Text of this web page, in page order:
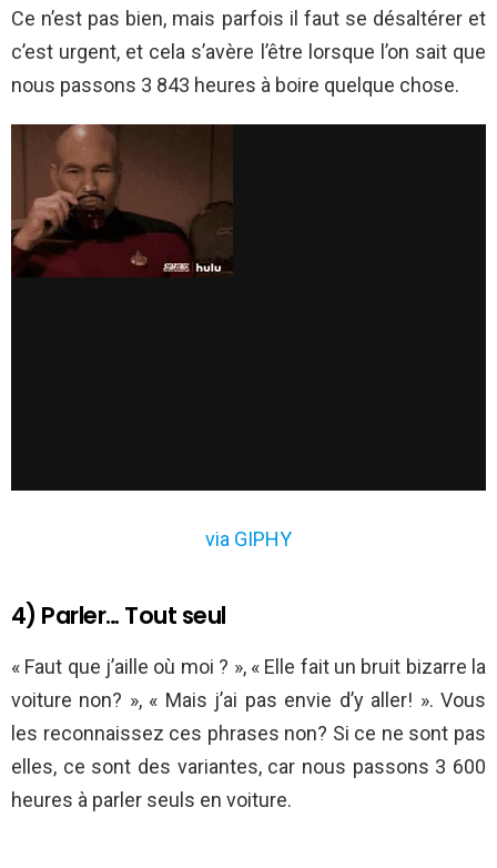
Ce n’est pas bien, mais parfois il faut se désaltérer et
c’est urgent, et cela s’avère l’être lorsque l’on sait que
nous passons 3 843 heures à boire quelque chose.
via GIPHY
4) Parler… Tout seul
« Faut que j’aille où moi ? », « Elle fait un bruit bizarre la
voiture non? », « Mais j’ai pas envie d’y aller! ». Vous
les reconnaissez ces phrases non? Si ce ne sont pas
elles, ce sont des variantes, car nous passons 3 600
heures à parler seuls en voiture.